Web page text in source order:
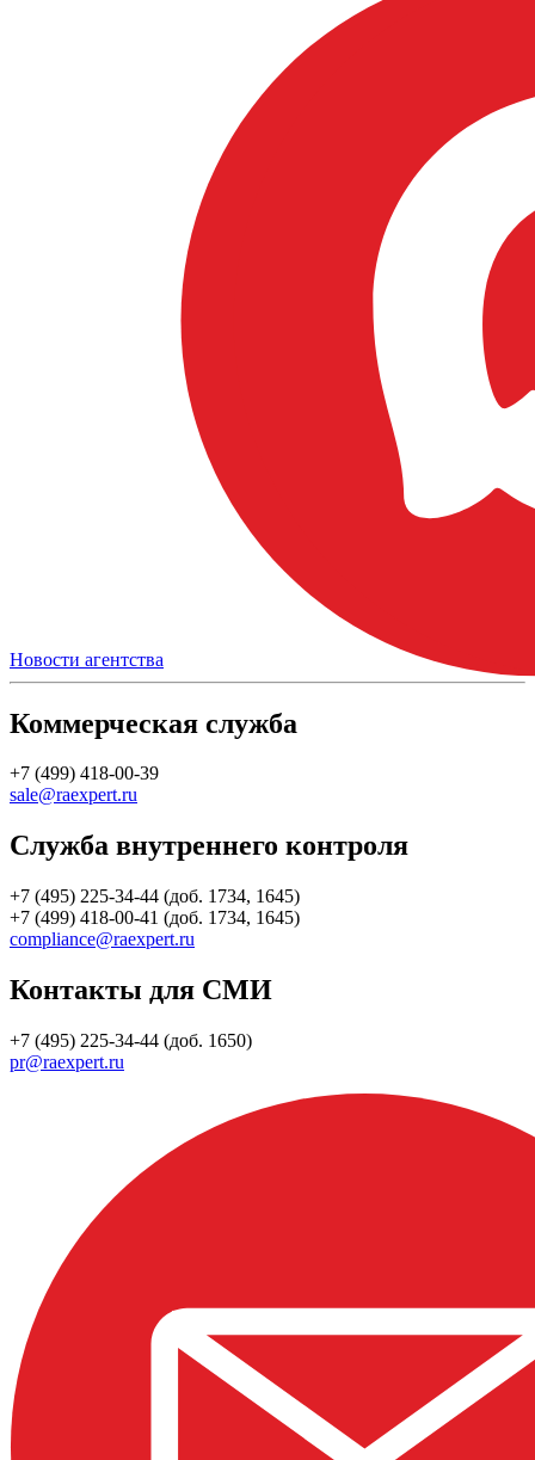
Новости агентства
Коммерческая служба
+7 (499) 418-00-39
sale@raexpert.ru
Служба внутреннего контроля
+7 (495) 225-34-44 (доб. 1734, 1645)
+7 (499) 418-00-41 (доб. 1734, 1645)
compliance@raexpert.ru
Контакты для СМИ
+7 (495) 225-34-44 (доб. 1650)
pr@raexpert.ru